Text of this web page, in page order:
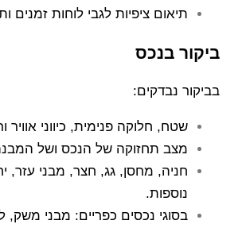
תיאום ציפיות לגבי לוחות זמנים
ביקור בנכס
בביקור נבדקים:
שטח, חלוקה פנימית, כיווני אוויר
מצב תחזוקה של הנכס ושל
חניה, מחסן, גג, חצר, מבני עזר,
נוספות.
בסוגי נכסים כפריים: מבני משק,